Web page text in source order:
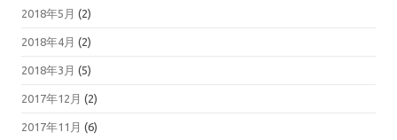
2018年5月 (2)
2018年4月 (2)
2018年3月 (5)
2017年12月 (2)
2017年11月 (6)